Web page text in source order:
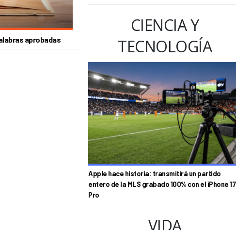
aprobadas
CIENCIA Y
TECNOLOGÍA
Apple hace historia: transmitirá un partido
entero de la MLS grabado 100% con el iPhone 17
Pro
VIDA